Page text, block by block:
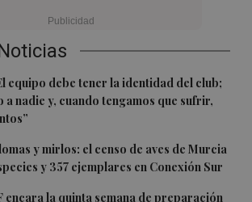
equipo debe tener la identidad del club;
a nadie y, cuando tengamos que sufrir,
y mirlos: el censo de aves de Murcia
y 357 ejemplares en Conexión Sur
encara la quinta semana de preparación